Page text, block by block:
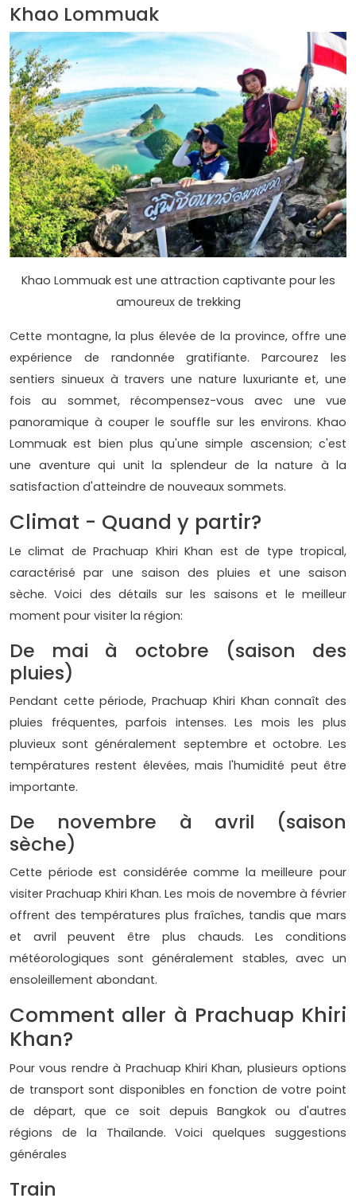
Khao Lommuak
Khao Lommuak est une attraction captivante pour les
amoureux de trekking
Cette montagne, la plus élevée de la province, offre une
expérience de randonnée gratifiante. Parcourez les
sentiers sinueux à travers une nature luxuriante et, une
fois au sommet, récompensez-vous avec une vue
panoramique à couper le souffle sur les environs. Khao
Lommuak est bien plus qu'une simple ascension; c'est
une aventure qui unit la splendeur de la nature à la
satisfaction d'atteindre de nouveaux sommets.
Climat - Quand y partir?
Le climat de Prachuap Khiri Khan est de type tropical,
caractérisé par une saison des pluies et une saison
sèche. Voici des détails sur les saisons et le meilleur
moment pour visiter la région:
De mai à octobre (saison des
pluies)
Pendant cette période, Prachuap Khiri Khan connaît des
pluies fréquentes, parfois intenses. Les mois les plus
pluvieux sont généralement septembre et octobre. Les
températures restent élevées, mais l'humidité peut être
importante.
De novembre à avril (saison
sèche)
Cette période est considérée comme la meilleure pour
visiter Prachuap Khiri Khan. Les mois de novembre à février
offrent des températures plus fraîches, tandis que mars
et avril peuvent être plus chauds. Les conditions
météorologiques sont généralement stables, avec un
ensoleillement abondant.
Comment aller à Prachuap Khiri
Khan?
Pour vous rendre à Prachuap Khiri Khan, plusieurs options
de transport sont disponibles en fonction de votre point
de départ, que ce soit depuis Bangkok ou d'autres
régions de la Thaïlande. Voici quelques suggestions
générales
Train